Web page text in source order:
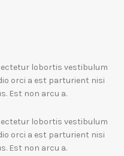
lobortis vestibulum
orci a est parturient nisi
Est non arcu a.
lobortis vestibulum
orci a est parturient nisi
Est non arcu a.